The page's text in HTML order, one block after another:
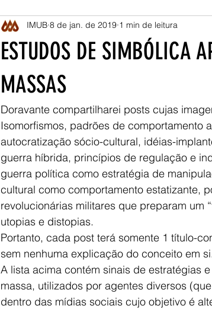
ESTUDOS DE SIMBÓLICA
MASSAS
IMUB 8 de jan. de 2019 1 min de leitura
Doravante compartilharei posts cujas
Isomorfismos, padrões de comportamento
autocratização sócio-cultural, idéias-
guerra híbrida, princípios de regulação e
guerra política como estratégia de
cultural como comportamento estatizante,
revolucionárias militares que preparam um
utopias e distopias.
Portanto, cada post terá somente 1 título-
sem nenhuma explicação do conceito em
A lista acima contém sinais de estratégias
massa, utilizados por agentes diversos
dentro das mídias sociais cujo objetivo é